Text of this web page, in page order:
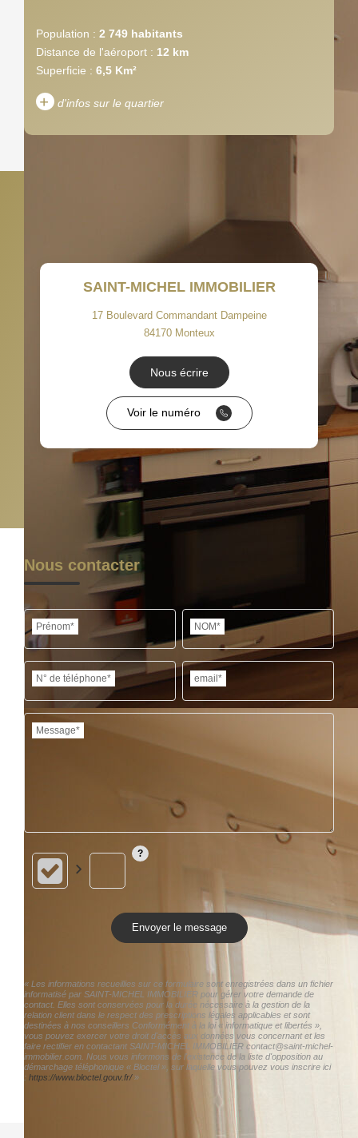
Population : 2 749 habitants
Distance de l'aéroport : 12 km
Superficie : 6,5 Km²
+ d'infos sur le quartier
MÉNAGE
TAXE FONCIÈRE
PART DES MÉNAGES SANS
VOITURE
RÉSULTATS DES LYCÉES ECOLES ET CRÈCHES
RESTAURANTS ET CAFÉS COMMERCES
MÉDECINS
SAINT-MICHEL IMMOBILIER
17 Boulevard Commandant Dampeine
84170 Monteux
Nous écrire
Voir le numéro
Nous contacter
Prénom* NOM*
N° de téléphone* email*
Message*
Envoyer le message
« Les informations recueillies sur ce formulaire sont enregistrées dans un fichier
informatisé par SAINT-MICHEL IMMOBILIER pour gérer votre demande de
contact. Elles sont conservées pour la durée nécessaire à la gestion de la
relation client dans le respect des prescriptions légales applicables et sont
destinées à nos conseillers Conformément à la loi « informatique et libertés »,
vous pouvez exercer votre droit d'accès aux données vous concernant et les
faire rectifier en contactant SAINT-MICHEL IMMOBILIER contact@saint-michel-
immobilier.com. Nous vous informons de l'existence de la liste d'opposition au
démarchage téléphonique « Bloctel », sur laquelle vous pouvez vous inscrire ici
: https://www.bloctel.gouv.fr/»